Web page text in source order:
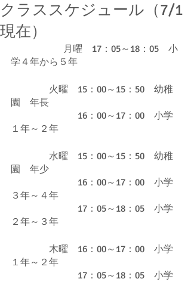
クラススケジュール（7/1
現在）
学４年から５年
火曜　15：00～15：50　幼稚
園　年長
16：00～17：00　小学
１年～２年
水曜　15：00～15：50　幼稚
園　年少
16：00～17：00　小学
３年～４年
17：05～18：05　小学
２年～３年
木曜　16：00～17：00　小学
１年～２年
17：05～18：05　小学